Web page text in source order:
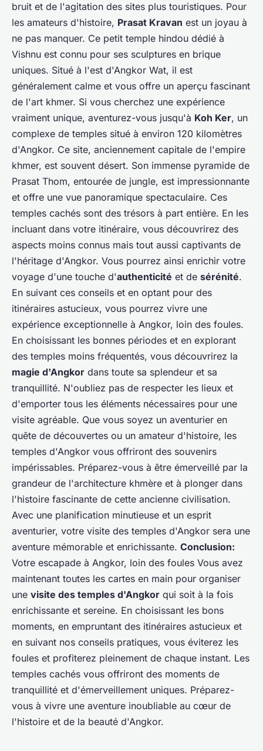
bruit et de l'agitation des sites plus touristiques. Pour
les amateurs d'histoire, Prasat Kravan est un joyau à
ne pas manquer. Ce petit temple hindou dédié à
Vishnu est connu pour ses sculptures en brique
uniques. Situé à l'est d'Angkor Wat, il est
généralement calme et vous offre un aperçu fascinant
de l'art khmer. Si vous cherchez une expérience
vraiment unique, aventurez-vous jusqu'à Koh Ker, un
complexe de temples situé à environ 120 kilomètres
d'Angkor. Ce site, anciennement capitale de l'empire
khmer, est souvent désert. Son immense pyramide de
Prasat Thom, entourée de jungle, est impressionnante
et offre une vue panoramique spectaculaire. Ces
temples cachés sont des trésors à part entière. En les
incluant dans votre itinéraire, vous découvrirez des
aspects moins connus mais tout aussi captivants de
l'héritage d'Angkor. Vous pourrez ainsi enrichir votre
voyage d'une touche d'authenticité et de sérénité.
En suivant ces conseils et en optant pour des
itinéraires astucieux, vous pourrez vivre une
expérience exceptionnelle à Angkor, loin des foules.
En choisissant les bonnes périodes et en explorant
des temples moins fréquentés, vous découvrirez la
magie d'Angkor dans toute sa splendeur et sa
tranquillité. N'oubliez pas de respecter les lieux et
d'emporter tous les éléments nécessaires pour une
visite agréable. Que vous soyez un aventurier en
quête de découvertes ou un amateur d'histoire, les
temples d'Angkor vous offriront des souvenirs
impérissables. Préparez-vous à être émerveillé par la
grandeur de l'architecture khmère et à plonger dans
l'histoire fascinante de cette ancienne civilisation.
Avec une planification minutieuse et un esprit
aventurier, votre visite des temples d'Angkor sera une
aventure mémorable et enrichissante. Conclusion:
Votre escapade à Angkor, loin des foules Vous avez
maintenant toutes les cartes en main pour organiser
une visite des temples d'Angkor qui soit à la fois
enrichissante et sereine. En choisissant les bons
moments, en empruntant des itinéraires astucieux et
en suivant nos conseils pratiques, vous éviterez les
foules et profiterez pleinement de chaque instant. Les
temples cachés vous offriront des moments de
tranquillité et d'émerveillement uniques. Préparez-
vous à vivre une aventure inoubliable au cœur de
l'histoire et de la beauté d'Angkor.